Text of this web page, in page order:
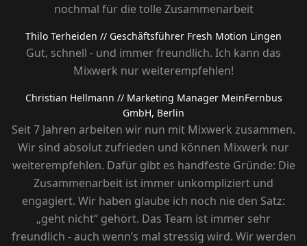
nochmal für die tolle Zusammenarbeit
Thilo Terheiden // Geschäftsführer Fresh Motion Lingen
Gut, schnell - und immer freundlich. Ich kann das
Mixwerk nur weiterempfehlen!
Christian Hellmann // Marketing Manager MeinFernbus
GmbH, Berlin
Seit 7 Jahren arbeiten wir nun mit Mixwerk zusammen.
Wir sind absolut zufrieden und können Mixwerk nur
weiterempfehlen. Dafür gibt es handfeste Gründe: Die
Zusammenarbeit ist immer unkompliziert und
engagiert. Wir haben glaube ich noch nie den Satz:
„geht nicht“ gehört. Das Team ist immer sehr
freundlich - auch wenn’s mal stressig wird. Wir werden